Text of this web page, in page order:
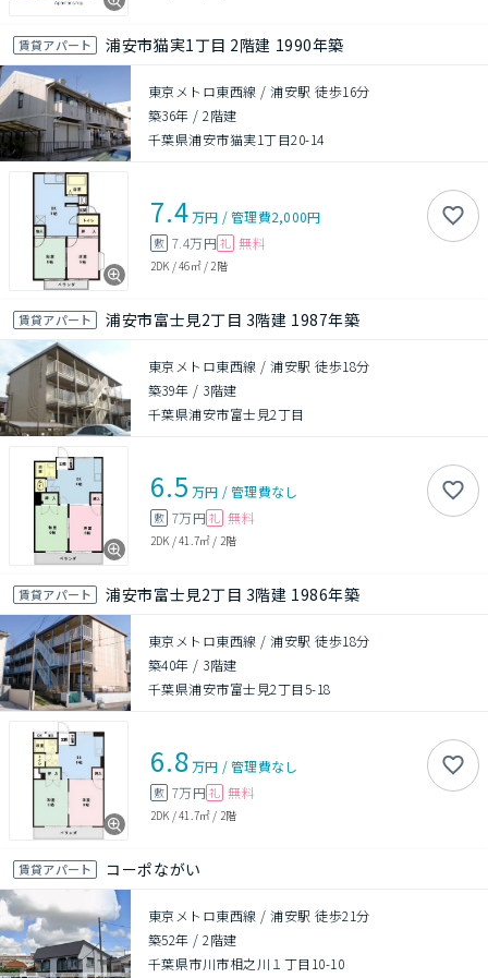
賃貸アパート 浦安市猫実1丁目 2階建 1990年築
東京メトロ東西線 / 浦安駅 徒歩16分
築36年 /2階建
千葉県浦安市猫実1丁目20-14
7.4万円 /管理費2,000円
敷 7.4万円 礼 無料
2DK /46㎡/ 2階
賃貸アパート 浦安市富士見2丁目 3階建 1987年築
東京メトロ東西線 / 浦安駅 徒歩18分
築39年 / 3階建
千葉県浦安市富士見2丁目
6.5 万円 /管理費なし
敷 7万円 礼 無料
2DK /41.7㎡ / 2階
賃貸アパート 浦安市富士見2丁目 3階建 1986年築
東京メトロ東西線 / 浦安駅 徒歩18分
築40年 / 3階建
千葉県浦安市富士見2丁目5-18
6.8万円 /管理費なし
敷 7万円 礼 無料
2DK /41.7㎡ / 2階
賃貸アパート コーポながい
東京メトロ東西線 / 浦安駅 徒歩21分
築52年 /2階建
千葉県市川市相之川１丁目10-10